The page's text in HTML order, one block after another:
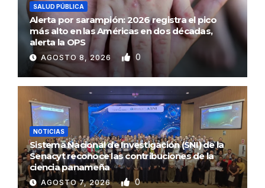
SALUD PÚBLICA
Alerta por sarampión: 2026 registra el pico
más alto en las Américas en dos décadas,
alerta la OPS
AGOSTO 8, 2026 0
NOTICIAS
Sistema Nacional de Investigación (SNI) de la
Senacyt reconoce las contribuciones de la
ciencia panameña
AGOSTO 7, 2026 0